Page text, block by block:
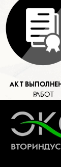
АКТ
РАБОТ